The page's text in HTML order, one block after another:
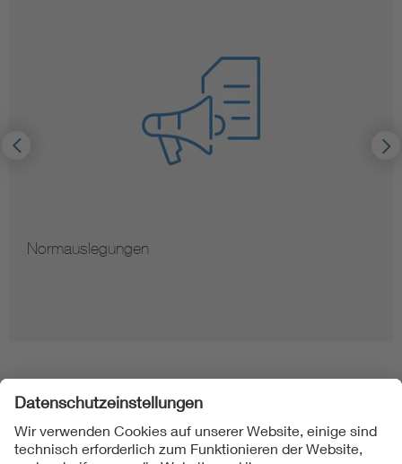
Normauslegungen
Folgen Sie uns